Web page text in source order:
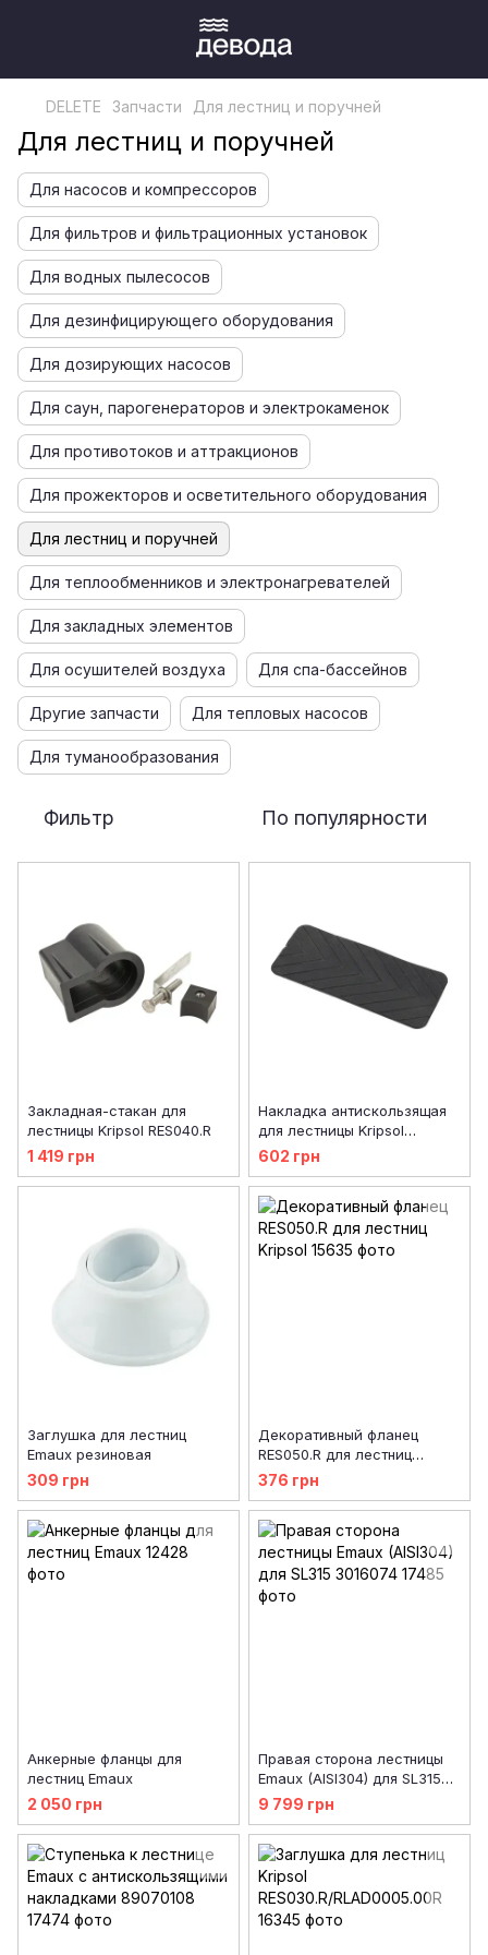
DELETE Запчасти Для лестниц и поручней
Для лестниц и поручней
Для насосов и компрессоров
Для фильтров и фильтрационных установок
Для водных пылесосов
Для дезинфицирующего оборудования
Для дозирующих насосов
Для саун, парогенераторов и электрокаменок
Для противотоков и аттракционов
Для прожекторов и осветительного оборудования
Для лестниц и поручней
Для теплообменников и электронагревателей
Для закладных элементов
Для осушителей воздуха Для спа-бассейнов
Другие запчасти Для тепловых насосов
Для туманообразования
Фильтр По популярности
Закладная-стакан для
лестницы Kripsol RES040.R
1 419 грн
Накладка антискользящая
для лестницы Kripsol
RES060.R
602 грн
Заглушка для лестниц
Emaux резиновая
309 грн
Декоративный фланец
RES050.R для лестниц
Kripsol
376 грн
Анкерные фланцы для
лестниц Emaux
2 050 грн
Правая сторона лестницы
Emaux (AISI304) для SL315
3016074
9 799 грн